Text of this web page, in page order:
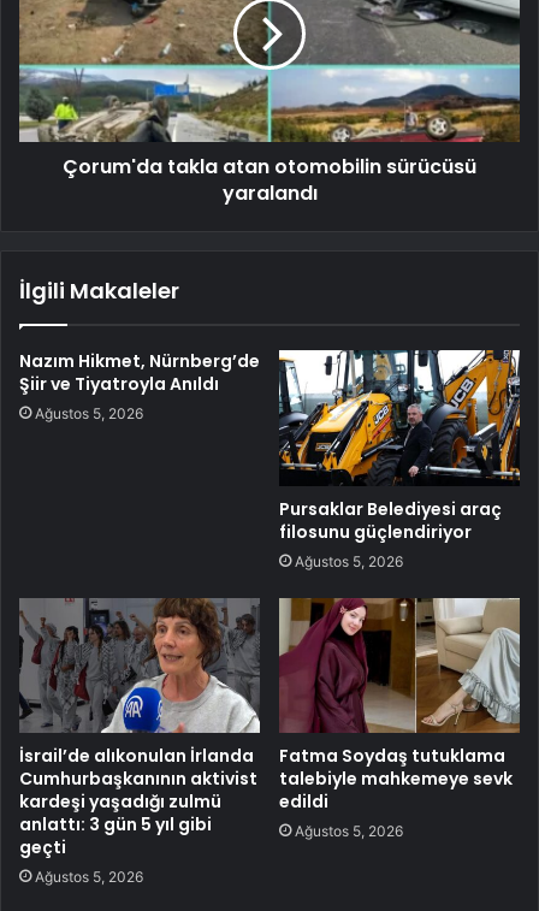
Çorum'da takla atan otomobilin sürücüsü
yaralandı
İlgili Makaleler
Nazım Hikmet, Nürnberg’de
Şiir ve Tiyatroyla Anıldı
Ağustos 5, 2026
Pursaklar Belediyesi araç
filosunu güçlendiriyor
Ağustos 5, 2026
İsrail’de alıkonulan İrlanda
Cumhurbaşkanının aktivist
kardeşi yaşadığı zulmü
anlattı: 3 gün 5 yıl gibi
geçti
Ağustos 5, 2026
Fatma Soydaş tutuklama
talebiyle mahkemeye sevk
edildi
Ağustos 5, 2026